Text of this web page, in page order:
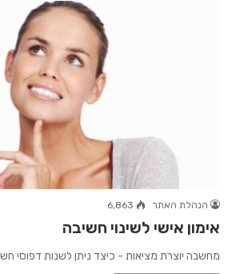
הנהלת האתר 6,863
אימון אישי לשינוי חשיבה
מחשבה יוצרת מציאות - כיצד ניתן לשנות דפוסי